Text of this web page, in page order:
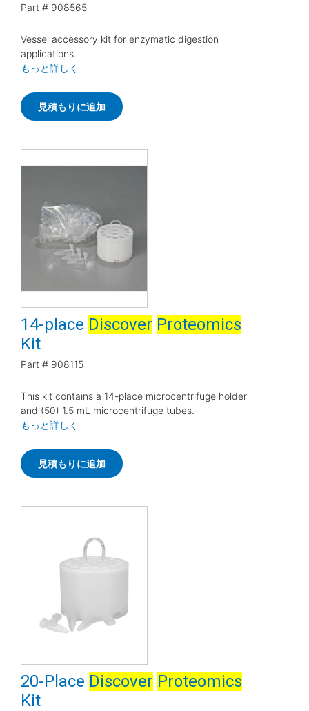
Part # 908565
Vessel accessory kit for enzymatic digestion
applications.
もっと詳しく
見積もりに追加
14-place Discover Proteomics
Kit
Part # 908115
This kit contains a 14-place microcentrifuge holder
and (50) 1.5 mL microcentrifuge tubes.
もっと詳しく
見積もりに追加
20-Place Discover Proteomics
Kit